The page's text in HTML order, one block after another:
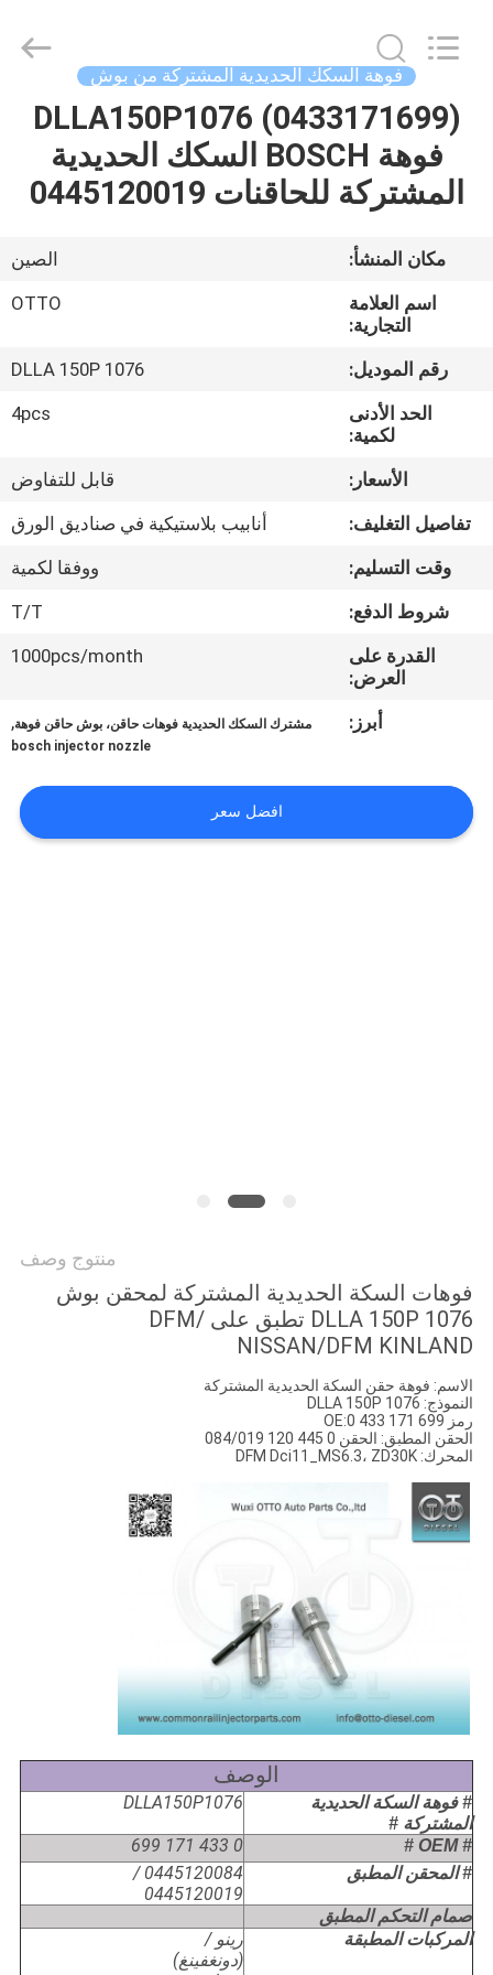
المنزل
المنتجات
حولنا
المصنع
مراقبة
الجودة
اتصل
خريطة
PARTS
Reserved.
فوهة السكك الحديدية المشتركة من بوش
DLLA150P1076 (0433171699)
فوهة BOSCH السكك الحديدية
المشتركة للحاقنات 0445120019
مكان المنشأ:
الصين
اسم العلامة
التجارية:
OTTO
رقم الموديل:
DLLA 150P 1076
الحد الأدنى
لكمية:
4pcs
الأسعار:
قابل للتفاوض
تفاصيل التغليف:
أنابيب بلاستيكية في صناديق الورق
وقت التسليم:
ووفقا لكمية
شروط الدفع:
T/T
القدرة على
العرض:
1000pcs/month
أبرز: مشترك السكك الحديدية فوهات حاقن، بوش حاقن فوهة,
bosch injector nozzle
افضل سعر
منتوج وصف
فوهات السكة الحديدية المشتركة لمحقن بوش
DLLA 150P 1076 تطبق على /DFM
NISSAN/DFM KINLAND
الاسم: فوهة حقن السكة الحديدية المشتركة
النموذج: DLLA 150P 1076
رمز OE:0 433 171 699
الحقن المطبق: الحقن 0 445 120 084/019
المحرك: DFM Dci11_MS6.3، ZD30K
الوصف
# فوهة السكة الحديدية
المشتركة #
DLLA150P1076
# OEM #
0 433 171 699
# المحقن المطبق
0445120084 /
0445120019
صمام التحكم المطبق
المركبات المطبقة
رينو /
(دونغفينغ)